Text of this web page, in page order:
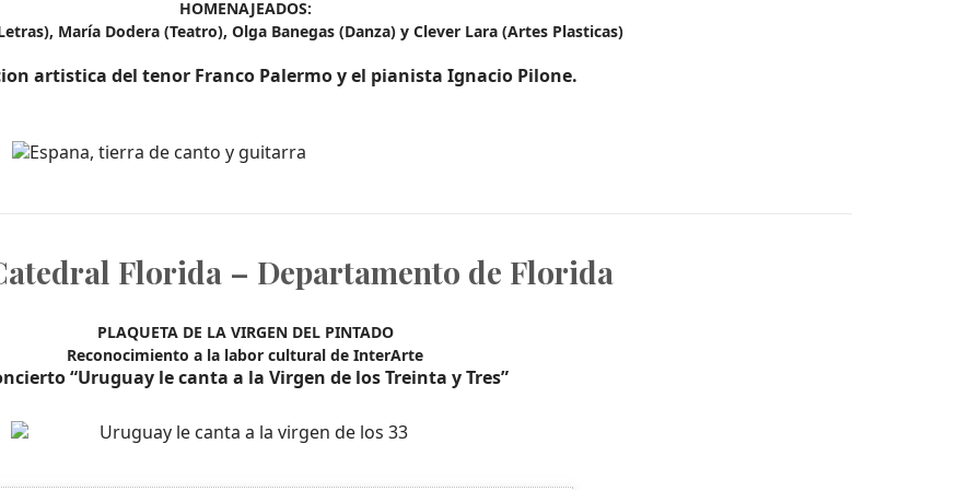
HOMENAJEADOS:
María Dodera (Teatro), Olga Banegas (Danza) y Clever Lara (Artes Plasticas)
artistica del tenor Franco Palermo y el pianista Ignacio Pilone.
Florida – Departamento de Florida
PLAQUETA DE LA VIRGEN DEL PINTADO
Reconocimiento a la labor cultural de InterArte
“Uruguay le canta a la Virgen de los Treinta y Tres”